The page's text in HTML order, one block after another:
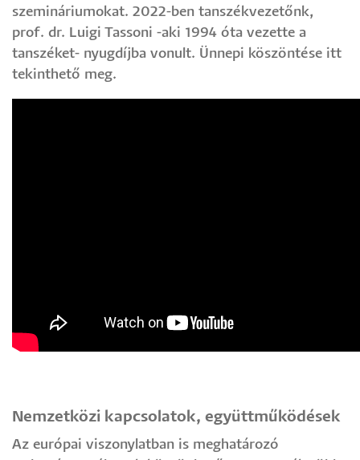
szemináriumokat. 2022-ben tanszékvezetőnk,
prof. dr. Luigi Tassoni -aki 1994 óta vezette a
tanszéket- nyugdíjba vonult. Ünnepi köszöntése itt
tekinthető meg.
Nemzetközi kapcsolatok, együttműködések
Az európai viszonylatban is meghatározó